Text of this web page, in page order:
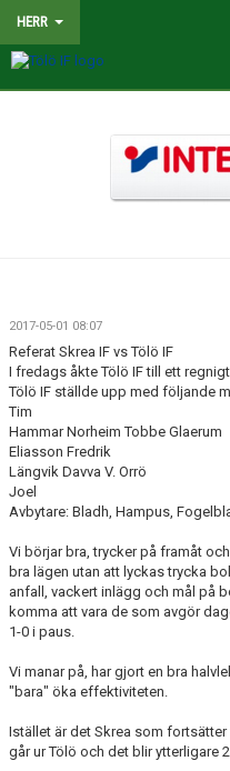
HERR
BILDGALLERI
DOKUMENT
KONTAKT
2017-05-01 08:07
Referat Skrea IF vs Tölö IF
I fredags åkte Tölö IF till ett
Tölö IF ställde upp med följande
Tim
Hammar Norheim Tobbe Glaerum
Eliasson Fredrik
Längvik Davva V. Orrö
Joel
Avbytare: Bladh, Hampus,
Vi börjar bra, trycker på framåt
bra lägen utan att lyckas trycka
anfall, vackert inlägg och mål på
komma att vara de som avgör
1-0 i paus.
Vi manar på, har gjort en bra
"bara" öka effektiviteten.
Istället är det Skrea som fortsätter
går ur Tölö och det blir ytterligare